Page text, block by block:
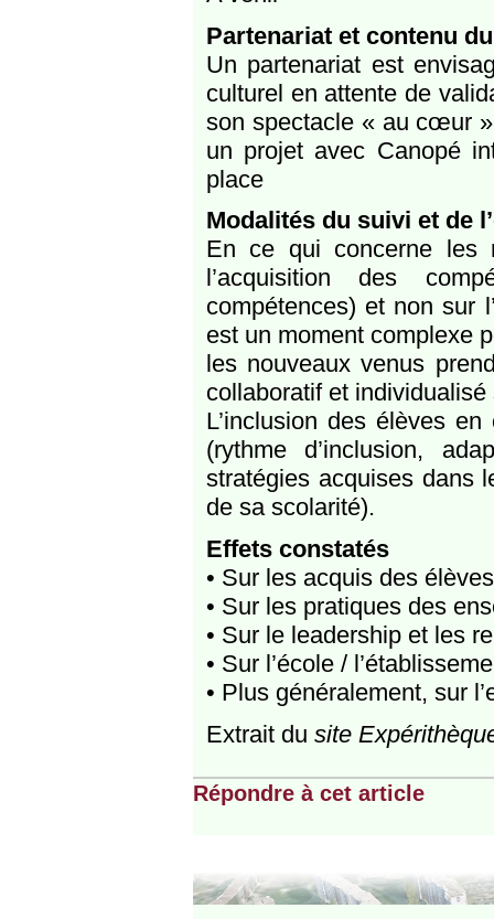
Partenariat et contenu
Un partenariat est
culturel en attente de
son spectacle « au cœur
un projet avec Canopé
place
Modalités du suivi et de
En ce qui concerne les
l’acquisition des
compétences) et non sur
est un moment complexe
les nouveaux venus
collaboratif et individualisé
L’inclusion des élèves
(rythme d’inclusion,
stratégies acquises dans
de sa scolarité).
Effets constatés
• Sur les acquis des
• Sur les pratiques des
• Sur le leadership et les
• Sur l’école /
• Plus généralement, sur
Extrait du site
Répondre à cet article